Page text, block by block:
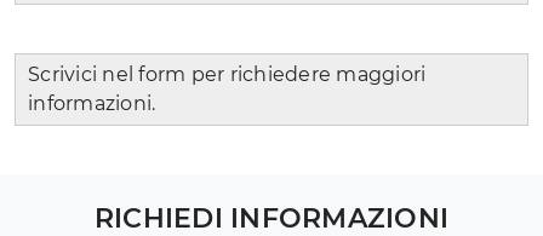
Scrivici nel form per richiedere maggiori
informazioni.
RICHIEDI INFORMAZIONI